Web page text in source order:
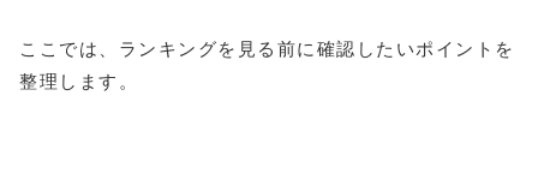
ここでは、ランキングを見る前に確認したいポイントを
整理します。